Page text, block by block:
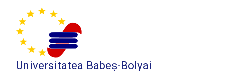
Universitatea Babeș-Bolyai